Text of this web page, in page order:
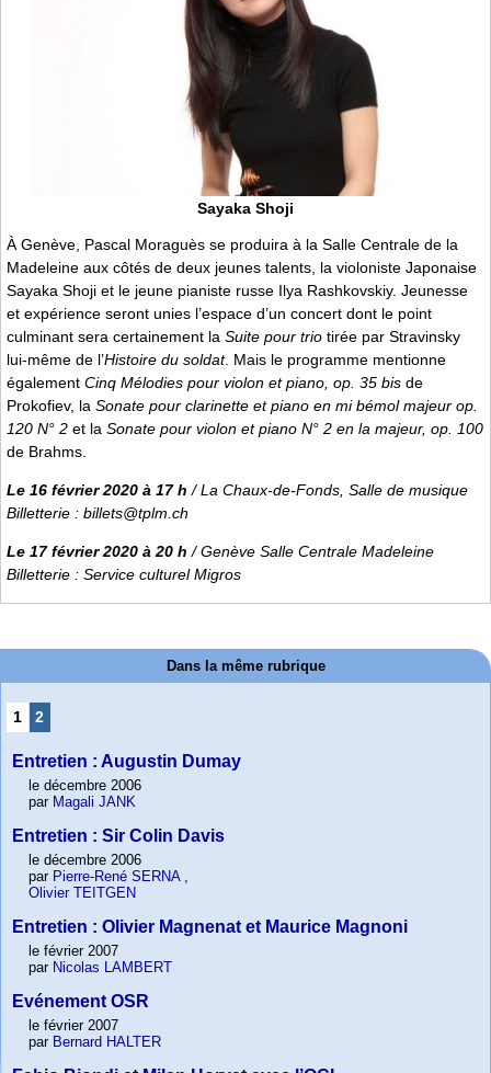
Sayaka Shoji
À Genève, Pascal Moraguès se produira à la Salle Centrale de la
Madeleine aux côtés de deux jeunes talents, la violoniste Japonaise
Sayaka Shoji et le jeune pianiste russe Ilya Rashkovskiy. Jeunesse
et expérience seront unies l’espace d’un concert dont le point
culminant sera certainement la Suite pour trio tirée par Stravinsky
lui-même de l’Histoire du soldat. Mais le programme mentionne
également Cinq Mélodies pour violon et piano, op. 35 bis de
Prokofiev, la Sonate pour clarinette et piano en mi bémol majeur op.
120 N° 2 et la Sonate pour violon et piano N° 2 en la majeur, op. 100
de Brahms.
Le 16 février 2020 à 17 h / La Chaux-de-Fonds, Salle de musique
Billetterie : billets@tplm.ch
Le 17 février 2020 à 20 h / Genève Salle Centrale Madeleine
Billetterie : Service culturel Migros
Dans la même rubrique
1 2
Entretien : Augustin Dumay
le décembre 2006
par Magali JANK
Entretien : Sir Colin Davis
le décembre 2006
par Pierre-René SERNA,
Olivier TEITGEN
Entretien : Olivier Magnenat et Maurice Magnoni
le février 2007
par Nicolas LAMBERT
Evénement OSR
le février 2007
par Bernard HALTER